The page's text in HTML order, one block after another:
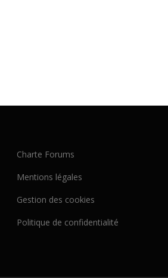
Charte Forums
Mentions légales
Gestion des cookies
Politique de confidentialité